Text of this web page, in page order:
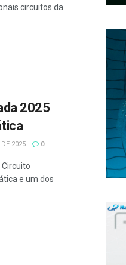
circuitos da
2025
2025 0
e um dos